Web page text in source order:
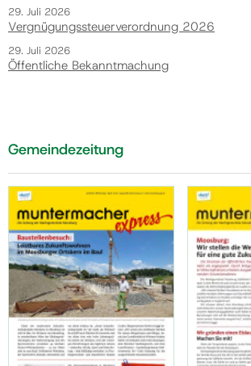
29. Juli 2026
Vergnügungssteuerverordnung 2026
29. Juli 2026
Öffentliche Bekanntmachung
Gemeindezeitung